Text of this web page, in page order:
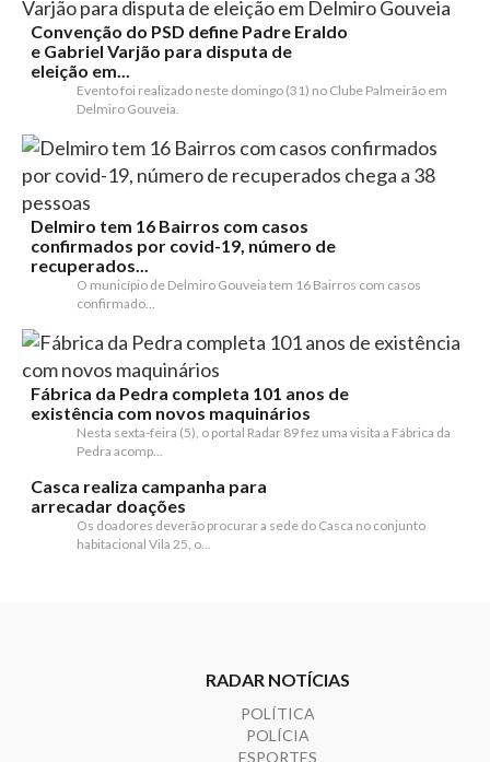
Convenção do PSD define Padre Eraldo
e Gabriel Varjão para disputa de
eleição em...
Evento foi realizado neste domingo (31) no Clube Palmeirão em
Delmiro Gouveia.
Delmiro tem 16 Bairros com casos
confirmados por covid-19, número de
recuperados...
O município de Delmiro Gouveia tem 16 Bairros com casos
confirmado...
Fábrica da Pedra completa 101 anos de
existência com novos maquinários
Nesta sexta-feira (5), o portal Radar 89 fez uma visita a Fábrica da
Pedra acomp...
Casca realiza campanha para
arrecadar doações
Os doadores deverão procurar a sede do Casca no conjunto
habitacional Vila 25, o...
RADAR NOTÍCIAS
POLÍTICA
POLÍCIA
ESPORTES